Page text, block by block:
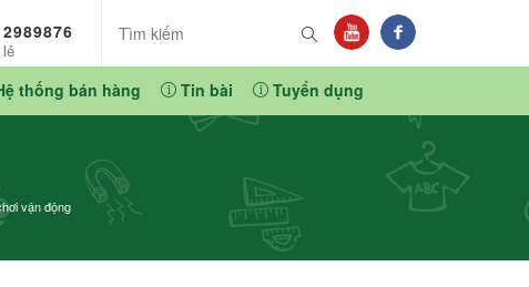
lẻ
thống bán hàng Tin bài Tuyển dụng
vận động